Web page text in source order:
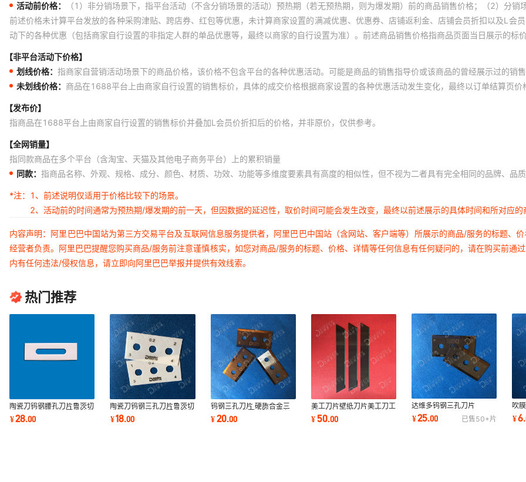
活动前价格：
（1）非分销场景下，指平台活动（不含分销场景的活动）预热期（若无预热期，则为爆发期）前的商品销售价格；（2）分
前述价格未计算平台发放的各种采购津贴、跨店券、红包等优惠，未计算商家设置的满减优惠、优惠券、店铺返利金、店铺会员折扣以及L会
动下的各种优惠（包括商家自行设置的非指定人群的单品优惠等，最终以商家的自行设置为准）。前述商品销售价格指商品页面当日展示的
【非平台活动下价格】
划线价格： 指商家自营销活动场景下的商品价格，该价格不包含平台的各种优惠活动。可能是商品的销售指导价或该商品的曾经展示过的销
未划线价格： 商品在1688平台上由商家自行设置的销售标价，具体的成交价格根据商家设置的各种优惠活动发生变化，最终以订单结算页价
【发布价】
指商品在1688平台上由商家自行设置的销售标价并叠加L会员价折扣后的价格，并非原价，仅供参考。
【全网销量】
指同款商品在多个平台（含淘宝、天猫及其他电子商务平台）上的累积销量
同款： 指商品名称、外观、规格、成分、颜色、材质、功效、功能等多维度要素具有高度的相似性，但不视为二者具有完全相同的品牌、品
*注：
1、前述说明仅适用于价格比较下的场景。
2、活动前的时间通常为预热期/爆发期的前一天，但因数据的延迟性，取价时间可能会发生改变，最终以前述展示的具体时间和所对应的
内容声明：阿里巴巴中国站为第三方交易平台及互联网信息服务提供者，阿里巴巴中国站（含网站、客户端等）所展示的商品/服务的标题、
经营者负责。阿里巴巴提醒您购买商品/服务前注意谨慎核实，如您对商品/服务的标题、价格、详情等任何信息有任何疑问的，请在购买前通
内有任何违法/侵权信息，请立即向阿里巴巴举报并提供有效线索。
热门推荐
陶瓷刀钨钢腰孔刀片鲁茨切
膜刀片氧化锆刀片薄膜胶带
分切刀片
¥28.00
陶瓷刀钨钢三孔刀片鲁茨切
膜刀片氧化锆刀片薄膜胶带
分切刀片
¥18.00
钨钢三孔刀片 硬质合金三
孔刀片 工业薄膜胶带分条
机分切刀片
¥20.00
美工刀片壁纸刀片美工刀工
业用钨钢刀片开口刀片
18mm大号刀片
¥50.00
达维多钨钢三孔刀片
¥25.00 已售50+片
吹
¥6.